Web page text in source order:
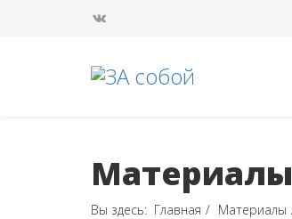
Материалы
Вы здесь: Главная Материалы